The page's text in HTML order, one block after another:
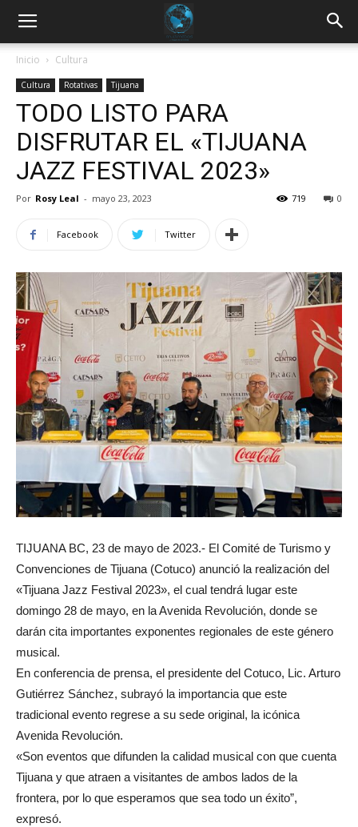
Inicio Cultura
Cultura Rotativas Tijuana
TODO LISTO PARA
DISFRUTAR EL «TIJUANA
JAZZ FESTIVAL 2023»
Por Rosy Leal - mayo 23, 2023 0
719
Facebook Twitter
TIJUANA BC, 23 de mayo de 2023.- El Comité de Turismo y
Convenciones de Tijuana (Cotuco) anunció la realización del
«Tijuana Jazz Festival 2023», el cual tendrá lugar este
domingo 28 de mayo, en la Avenida Revolución, donde se
darán cita importantes exponentes regionales de este género
musical.
En conferencia de prensa, el presidente del Cotuco, Lic. Arturo
Gutiérrez Sánchez, subrayó la importancia que este
tradicional evento regrese a su sede original, la icónica
Avenida Revolución.
«Son eventos que difunden la calidad musical con que cuenta
Tijuana y que atraen a visitantes de ambos lados de la
frontera, por lo que esperamos que sea todo un éxito”,
expresó.